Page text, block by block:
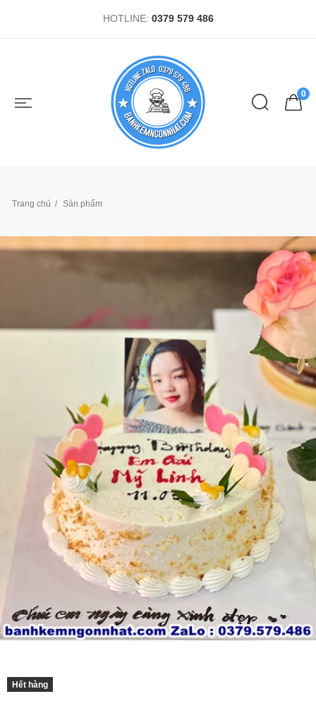
HOTLINE: 0379 579 486
0
Trang chủ Sản phẩm
Hết hàng